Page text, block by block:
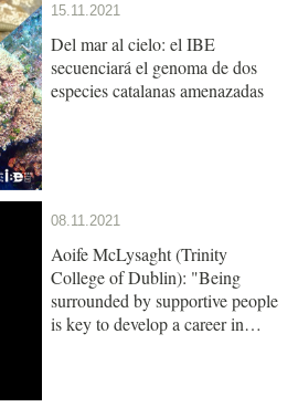
15.11.2021
Del mar al cielo: el IBE
secuenciará el genoma de dos
especies catalanas amenazadas
08.11.2021
Aoife McLysaght (Trinity
College of Dublin): "Being
surrounded by supportive people
is key to develop a career in